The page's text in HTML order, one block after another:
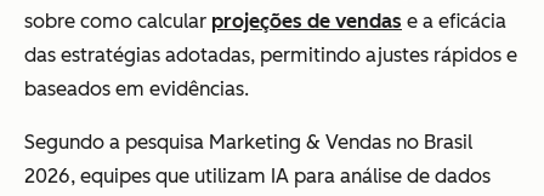
sobre como calcular projeções de vendas e a eficácia
das estratégias adotadas, permitindo ajustes rápidos e
baseados em evidências.
Segundo a pesquisa Marketing & Vendas no Brasil
2026, equipes que utilizam IA para análise de dados